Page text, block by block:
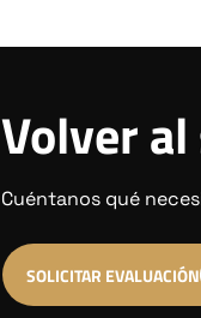
Volver
Cuéntanos qué
SOLICITAR EVALUACIÓN